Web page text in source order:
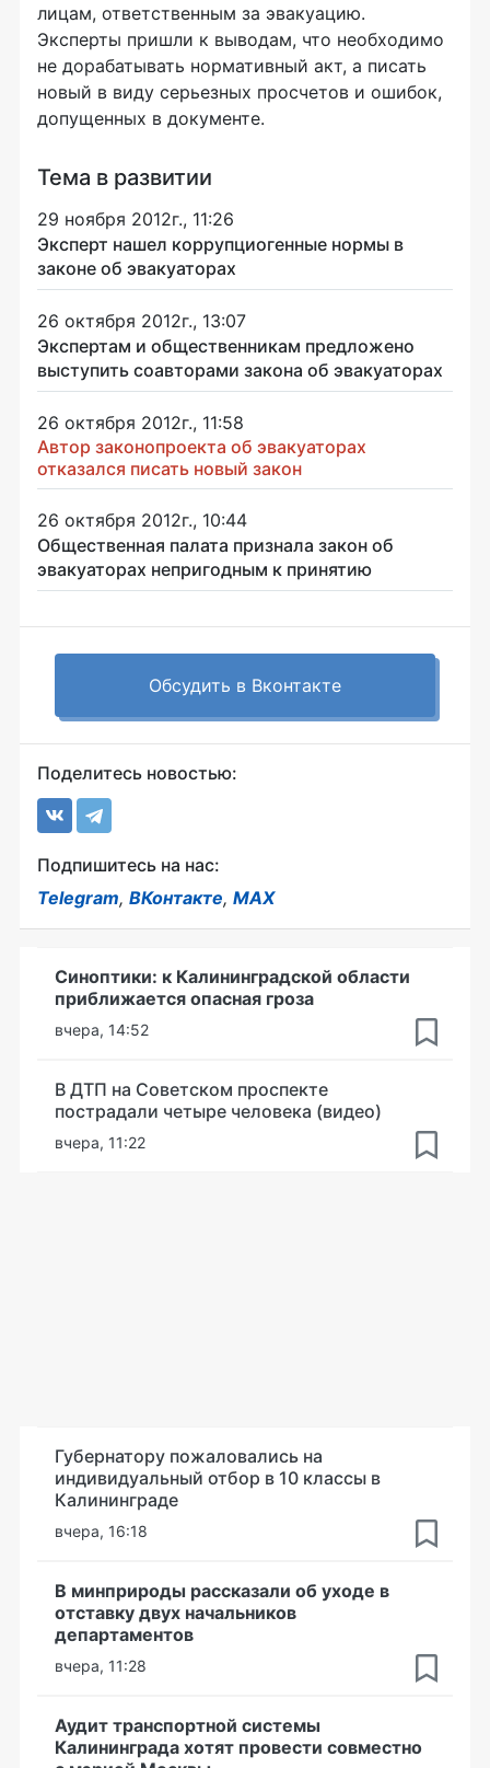
лицам, ответственным за эвакуацию.
Эксперты пришли к выводам, что необходимо
не дорабатывать нормативный акт, а писать
новый в виду серьезных просчетов и ошибок,
допущенных в документе.
Тема в развитии
29 ноября 2012г., 11:26
Эксперт нашел коррупциогенные нормы в
законе об эвакуаторах
26 октября 2012г., 13:07
Экспертам и общественникам предложено
выступить соавторами закона об эвакуаторах
26 октября 2012г., 11:58
Автор законопроекта об эвакуаторах
отказался писать новый закон
26 октября 2012г., 10:44
Общественная палата признала закон об
эвакуаторах непригодным к принятию
Обсудить в Вконтакте
Поделитесь новостью:
Подпишитесь на нас:
Telegram, ВКонтакте, MAX
Синоптики: к Калининградской области
приближается опасная гроза
вчера, 14:52
В ДТП на Советском проспекте
пострадали четыре человека (видео)
вчера, 11:22
Губернатору пожаловались на
индивидуальный отбор в 10 классы в
Калининграде
вчера, 16:18
В минприроды рассказали об уходе в
отставку двух начальников
департаментов
вчера, 11:28
Аудит транспортной системы
Калининграда хотят провести совместно